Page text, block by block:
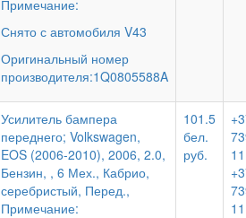
Примечание:
Снято с автомобиля V43
Оригинальный номер
производителя:1Q0805588A
Усилитель бампера
переднего; Volkswagen,
EOS (2006-2010), 2006, 2.0,
Бензин, , 6 Мех., Кабрио,
серебристый, Перед.,
Примечание:
101.5
бел.
руб.
11
11